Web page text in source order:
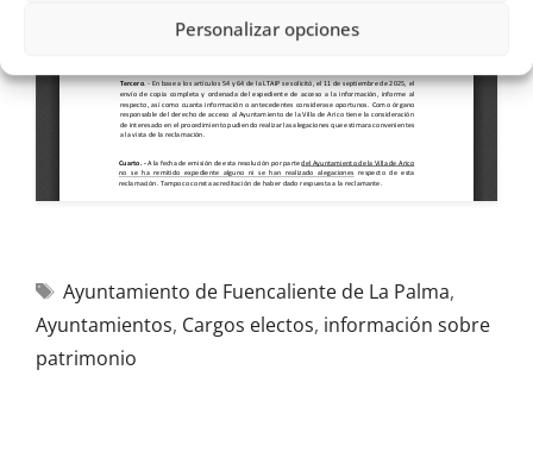
Personalizar opciones
Ayuntamiento de Fuencaliente de La Palma,
Ayuntamientos, Cargos electos, información sobre
patrimonio